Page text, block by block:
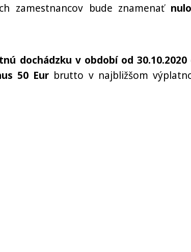
zamestnancov bude znamenať
dochádzku v období od 30.10.2020
50 Eur brutto v najbližšom